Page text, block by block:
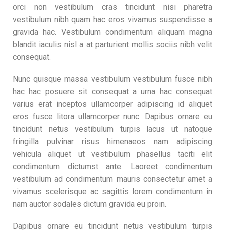
orci non vestibulum cras tincidunt nisi pharetra
vestibulum nibh quam hac eros vivamus suspendisse a
gravida hac. Vestibulum condimentum aliquam magna
blandit iaculis nisl a at parturient mollis sociis nibh velit
consequat.
Nunc quisque massa vestibulum vestibulum fusce nibh
hac hac posuere sit consequat a urna hac consequat
varius erat inceptos ullamcorper adipiscing id aliquet
eros fusce litora ullamcorper nunc. Dapibus ornare eu
tincidunt netus vestibulum turpis lacus ut natoque
fringilla pulvinar risus himenaeos nam adipiscing
vehicula aliquet ut vestibulum phasellus taciti elit
condimentum dictumst ante. Laoreet condimentum
vestibulum ad condimentum mauris consectetur amet a
vivamus scelerisque ac sagittis lorem condimentum in
nam auctor sodales dictum gravida eu proin.
Dapibus ornare eu tincidunt netus vestibulum turpis